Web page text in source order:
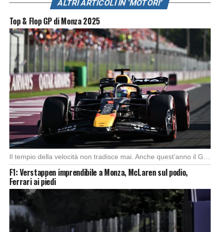
Foto: SkySport
ALTRI ARTICOLI IN ‘MOTORI’
Top & Flop GP di Monza 2025
F1: Verstappen imprendibile a Monza, McLaren sul podio,
Ferrari ai piedi